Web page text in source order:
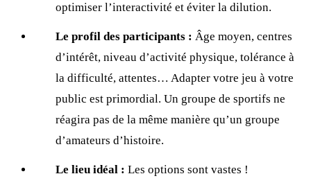
optimiser l’interactivité et éviter la dilution.
Le profil des participants : Âge moyen, centres
d’intérêt, niveau d’activité physique, tolérance à
la difficulté, attentes… Adapter votre jeu à votre
public est primordial. Un groupe de sportifs ne
réagira pas de la même manière qu’un groupe
d’amateurs d’histoire.
Le lieu idéal : Les options sont vastes !